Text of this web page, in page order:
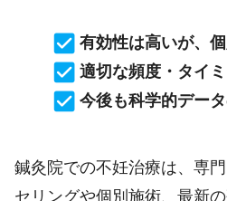
有効性は高いが、
適切な頻度・タイ
今後も科学的デー
鍼灸院での不妊治療は、専
セリングや個別施術、最新